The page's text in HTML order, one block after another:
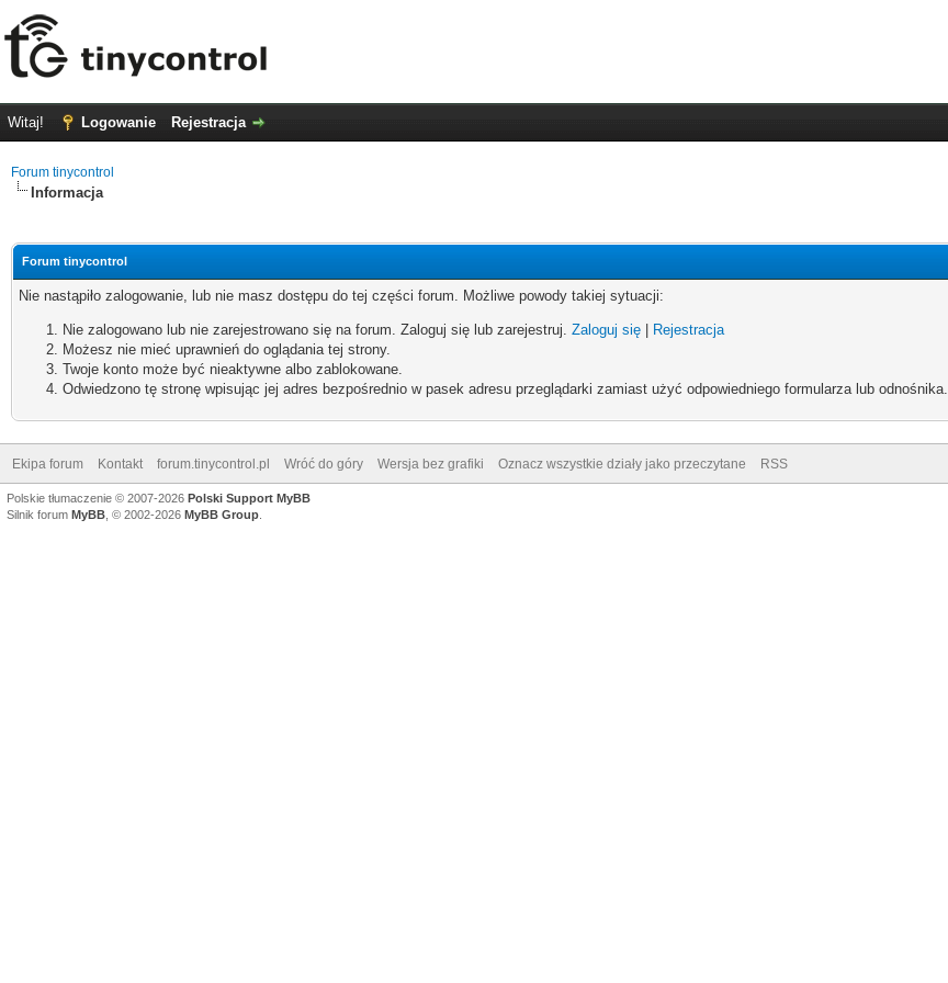
Witaj! Logowanie Rejestracja
Forum tinycontrol
Informacja
Forum tinycontrol
Nie nastąpiło zalogowanie, lub nie masz dostępu do tej części forum. Możliwe powody takiej sytuacji:
Nie zalogowano lub nie zarejestrowano się na forum. Zaloguj się lub zarejestruj. Zaloguj się
Rejestracja
Możesz nie mieć uprawnień do oglądania tej strony.
Twoje konto może być nieaktywne albo zablokowane.
Odwiedzono tę stronę wpisując jej adres bezpośrednio w pasek adresu przeglądarki zamiast użyć odpowiedniego formularza lub odnośnika.
Ekipa forum Kontakt forum.tinycontrol.pl Wróć do góry Wersja bez grafiki Oznacz wszystkie działy jako przeczytane RSS
Polskie tłumaczenie © 2007-2026 Polski Support MyBB
Silnik forum MyBB , © 2002-2026 MyBB Group